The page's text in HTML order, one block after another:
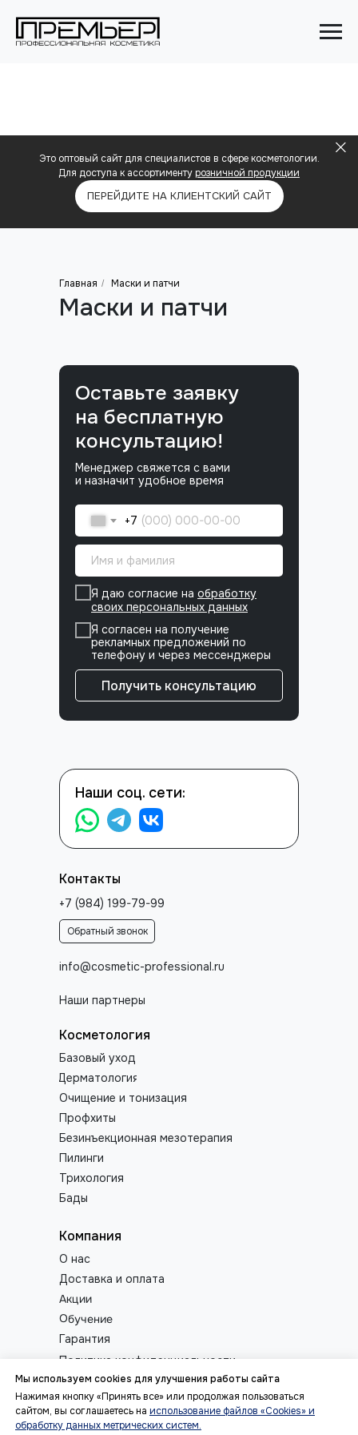
Это оптовый сайт для специалистов в сфере косметологии.
Для доступа к ассортименту розничной продукции
ПЕРЕЙДИТЕ НА КЛИЕНТСКИЙ САЙТ
Главная / Маски и патчи
Маски и патчи
Мы используем cookies для улучшения работы сайта
Нажимая кнопку «Принять все» или продолжая пользоваться
сайтом, вы соглашаетесь на использование файлов «Cookies» и
обработку данных метрических систем.
Оставьте заявку
на бесплатную
консультацию!
Менеджер свяжется с вами
и назначит удобное время
+7
Я даю согласие на обработку
своих персональных данных
Я согласен на получение
рекламных предложений по
телефону и через мессенджеры
Получить консультацию
Косметология
Наши соц. сети:
Компания
О нас
Доставка и оплата
Акции
Обучение
Наши партнеры
Политика конфиденциальности
Обратная связь
Контакты
Обратный звонок
info@cosmetic-professional.ru
+7 (984) 199-79-99
© 2026 Premier — космецевтика и инъекционные
Базовый уход
Дерматология
Очищение и тонизация
Профхиты
Безинъекционная мезотерапия
Пилинги
Трихология
Бады
Гарантия